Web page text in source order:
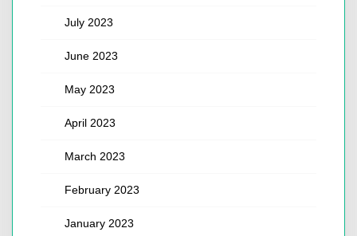
July 2023
June 2023
May 2023
April 2023
March 2023
February 2023
January 2023